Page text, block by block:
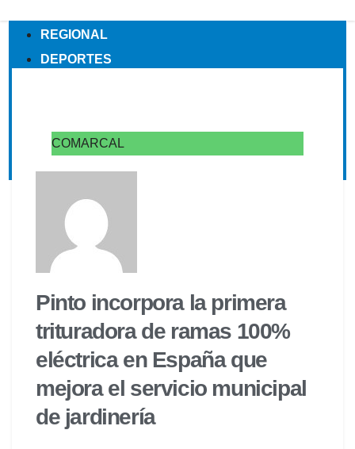
REGIONAL
DEPORTES
HEMEROTECA
QUIÉNES SOMOS
COMARCAL
Pinto incorpora la primera
trituradora de ramas 100%
eléctrica en España que
mejora el servicio municipal
de jardinería